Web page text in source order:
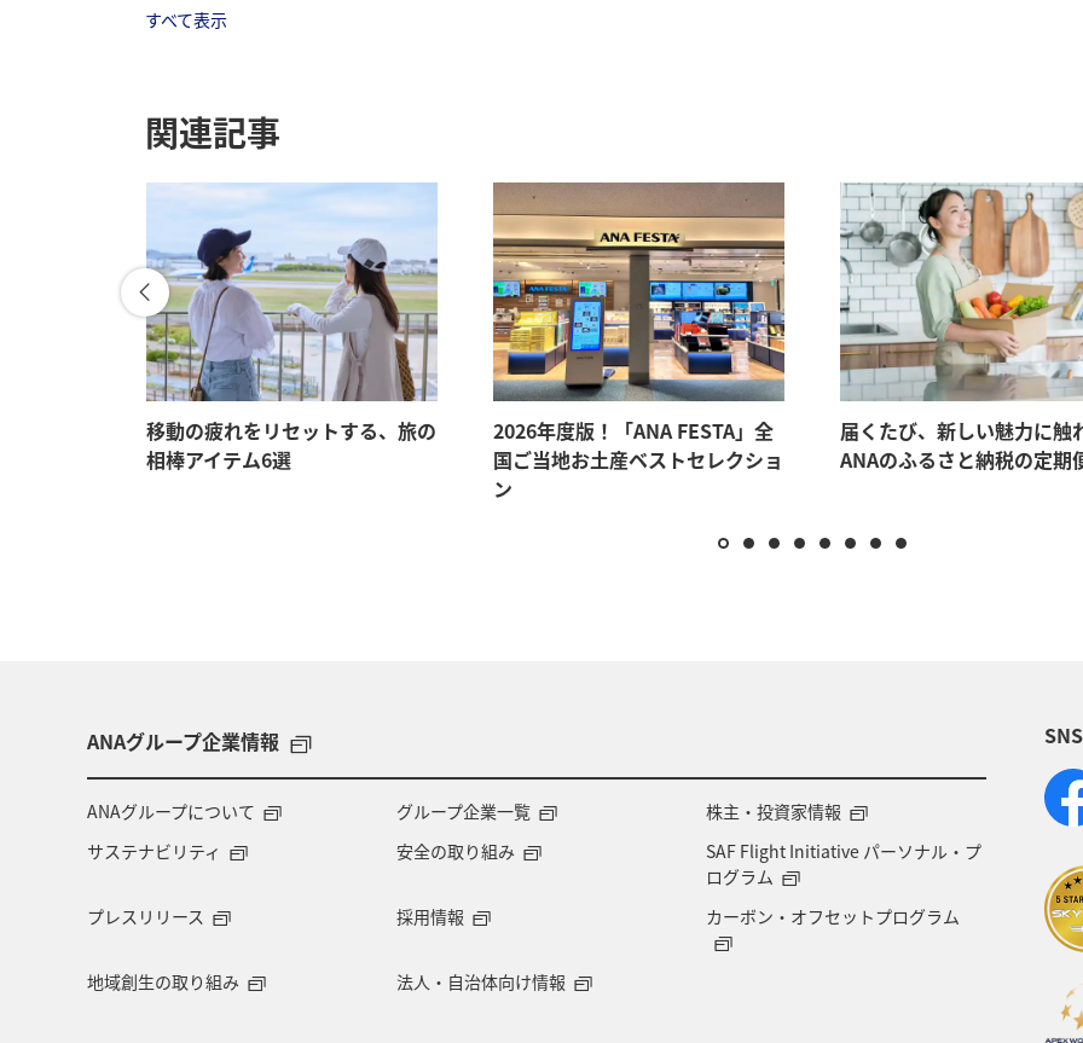
すべて表示
関連記事
移動の疲れをリセットする、旅の
相棒アイテム6選
2026年度版！「ANA FESTA」全
国ご当地お土産ベストセレクショ
ン
届くたび、新しい魅力に触
ANAのふるさと納税の定期
ANAグループ企業情報
ANAグループについて グループ企業一覧
株主・投資家情報
サステナビリティ
安全の取り組み
SAF Flight Initiative パーソナル・プ
ログラム
プレスリリース
採用情報 カーボン・オフセットプログラム
地域創生の取り組み 法人・自治体向け情報